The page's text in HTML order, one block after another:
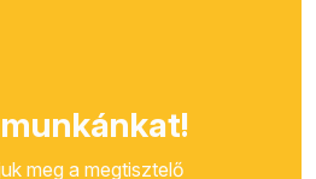
meg a megtisztelő